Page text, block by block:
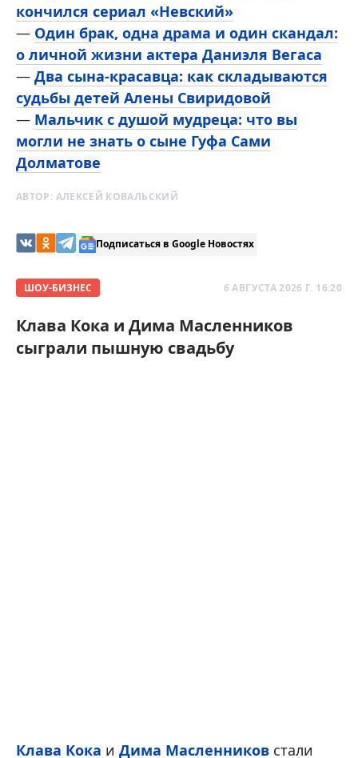
кончился сериал «Невский»
— Один брак, одна драма и один скандал:
о личной жизни актера Даниэля Вегаса
— Два сына-красавца: как складываются
судьбы детей Алены Свиридовой
— Мальчик с душой мудреца: что вы
могли не знать о сыне Гуфа Сами
Долматове
АВТОР: АЛЕКСЕЙ КОВАЛЬСКИЙ
Подписаться в Google Новостях
ШОУ-БИЗНЕС 6 АВГУСТА 2026 Г. 16:20
Клава Кока и Дима Масленников
сыграли пышную свадьбу
Клава Кока и Дима Масленников стали